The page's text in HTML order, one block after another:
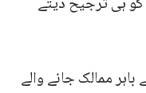
ممالک جانے والے